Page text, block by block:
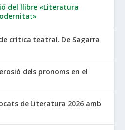
del llibre «Literatura
crítica teatral. De Sagarra
dels pronoms en el
de Literatura 2026 amb